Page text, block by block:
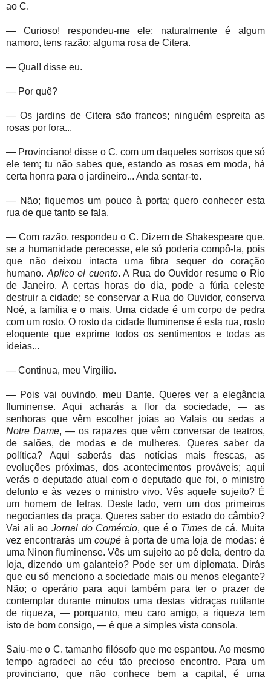
ao C.
— Curioso! respondeu-me ele; naturalmente é algum
namoro, tens razão; alguma rosa de Citera.
— Qual! disse eu.
— Por quê?
— Os jardins de Citera são francos; ninguém espreita as
rosas por fora...
— Provinciano! disse o C. com um daqueles sorrisos que só
ele tem; tu não sabes que, estando as rosas em moda, há
certa honra para o jardineiro... Anda sentar-te.
— Não; fiquemos um pouco à porta; quero conhecer esta
rua de que tanto se fala.
— Com razão, respondeu o C. Dizem de Shakespeare que,
se a humanidade perecesse, ele só poderia compô-la, pois
que não deixou intacta uma fibra sequer do coração
humano. Aplico el cuento. A Rua do Ouvidor resume o Rio
de Janeiro. A certas horas do dia, pode a fúria celeste
destruir a cidade; se conservar a Rua do Ouvidor, conserva
Noé, a família e o mais. Uma cidade é um corpo de pedra
com um rosto. O rosto da cidade fluminense é esta rua, rosto
eloquente que exprime todos os sentimentos e todas as
ideias...
— Continua, meu Virgílio.
— Pois vai ouvindo, meu Dante. Queres ver a elegância
fluminense. Aqui acharás a flor da sociedade, — as
senhoras que vêm escolher joias ao Valais ou sedas a
Notre Dame, — os rapazes que vêm conversar de teatros,
de salões, de modas e de mulheres. Queres saber da
política? Aqui saberás das notícias mais frescas, as
evoluções próximas, dos acontecimentos prováveis; aqui
verás o deputado atual com o deputado que foi, o ministro
defunto e às vezes o ministro vivo. Vês aquele sujeito? É
um homem de letras. Deste lado, vem um dos primeiros
negociantes da praça. Queres saber do estado do câmbio?
Vai ali ao Jornal do Comércio, que é o Times de cá. Muita
vez encontrarás um coupéà porta de uma loja de modas: é
uma Ninon fluminense. Vês um sujeito ao pé dela, dentro da
loja, dizendo um galanteio? Pode ser um diplomata. Dirás
que eu só menciono a sociedade mais ou menos elegante?
Não; o operário para aqui também para ter o prazer de
contemplar durante minutos uma destas vidraças rutilante
de riqueza, — porquanto, meu caro amigo, a riqueza tem
isto de bom consigo, — é que a simples vista consola.
Saiu-me o C. tamanho filósofo que me espantou. Ao mesmo
tempo agradeci ao céu tão precioso encontro. Para um
provinciano, que não conhece bem a capital, é uma